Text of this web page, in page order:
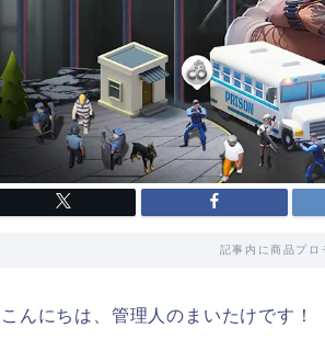
記事内に商品プ
こんにちは、管理人のまいたけです！